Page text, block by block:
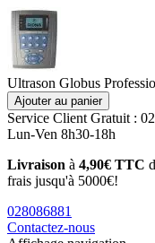
Ultrason Globus
Ajouter au panier
Service Client Gratuit :
Lun-Ven 8h30-18h
Livraison à 4,90€ TTC
frais jusqu'à 5000€!
028086881
Contactez-nous